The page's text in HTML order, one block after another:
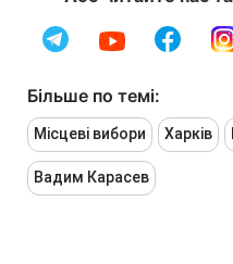
Більше по темі:
Місцеві вибори Харків
Вадим Карасев